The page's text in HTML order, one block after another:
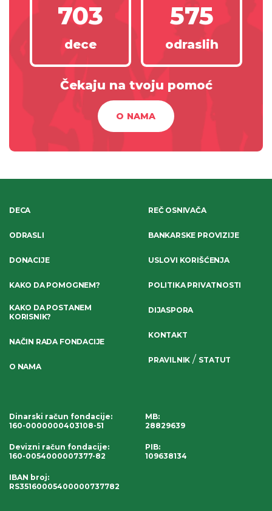
703
dece
575
odraslih
Čekaju na tvoju pomoć
O NAMA
DECA
ODRASLI
DONACIJE
KAKO DA POMOGNEM?
KAKO DA POSTANEM
KORISNIK?
NAČIN RADA FONDACIJE
O NAMA
REČ OSNIVAČA
BANKARSKE PROVIZIJE
USLOVI KORIŠĆENJA
POLITIKA PRIVATNOSTI
DIJASPORA
KONTAKT
PRAVILNIK / STATUT
Dinarski račun fondacije:
160-0000000403108-51
Devizni račun fondacije:
160-0054000007377-82
IBAN broj:
RS35160005400000737782
MB:
28829639
PIB:
109638134